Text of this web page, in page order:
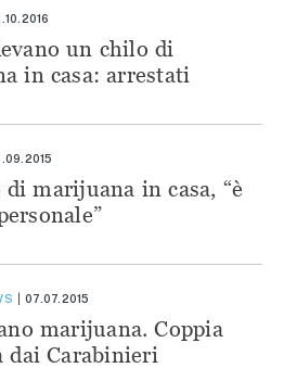
un chilo di
in casa: arrestati
marijuana in casa, “è
07.07.2015
marijuana. Coppia
dai Carabinieri